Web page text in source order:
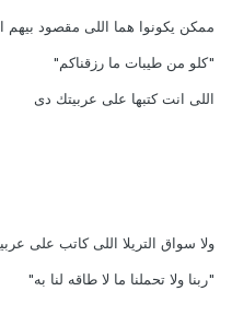
ممكن يكونوا هما اللى مقصود بيهم
"كلو من طيبات ما رزقناكم"
اللى انت كتبها على عربيتك دى
ولا سواق التريلا اللى كاتب على
"ربنا ولا تحملنا ما لا طاقه لنا به"